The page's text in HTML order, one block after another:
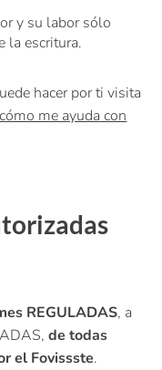
y su labor sólo
la escritura.
hacer por ti visita
me ayuda con
REGULADAS, a
de todas
el Fovissste.